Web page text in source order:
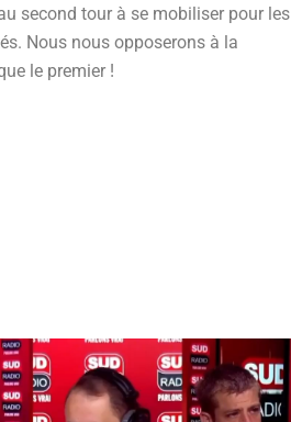
second tour à se mobiliser pour les
Nous nous opposerons à la
le premier !